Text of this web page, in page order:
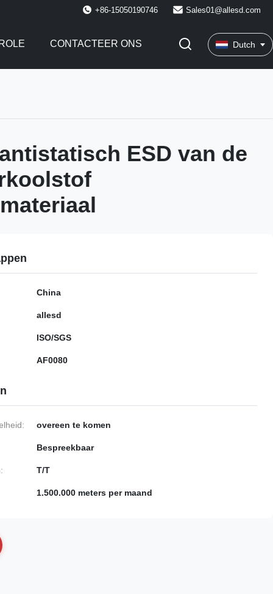
+86-15050190746 Sales01@allesd.com
CONTACTEER ONS Dutch
ESD van de
China
allesd
ISO/SGS
AF0080
overeen te komen
Bespreekbaar
T/T
1.500.000 meters per maand